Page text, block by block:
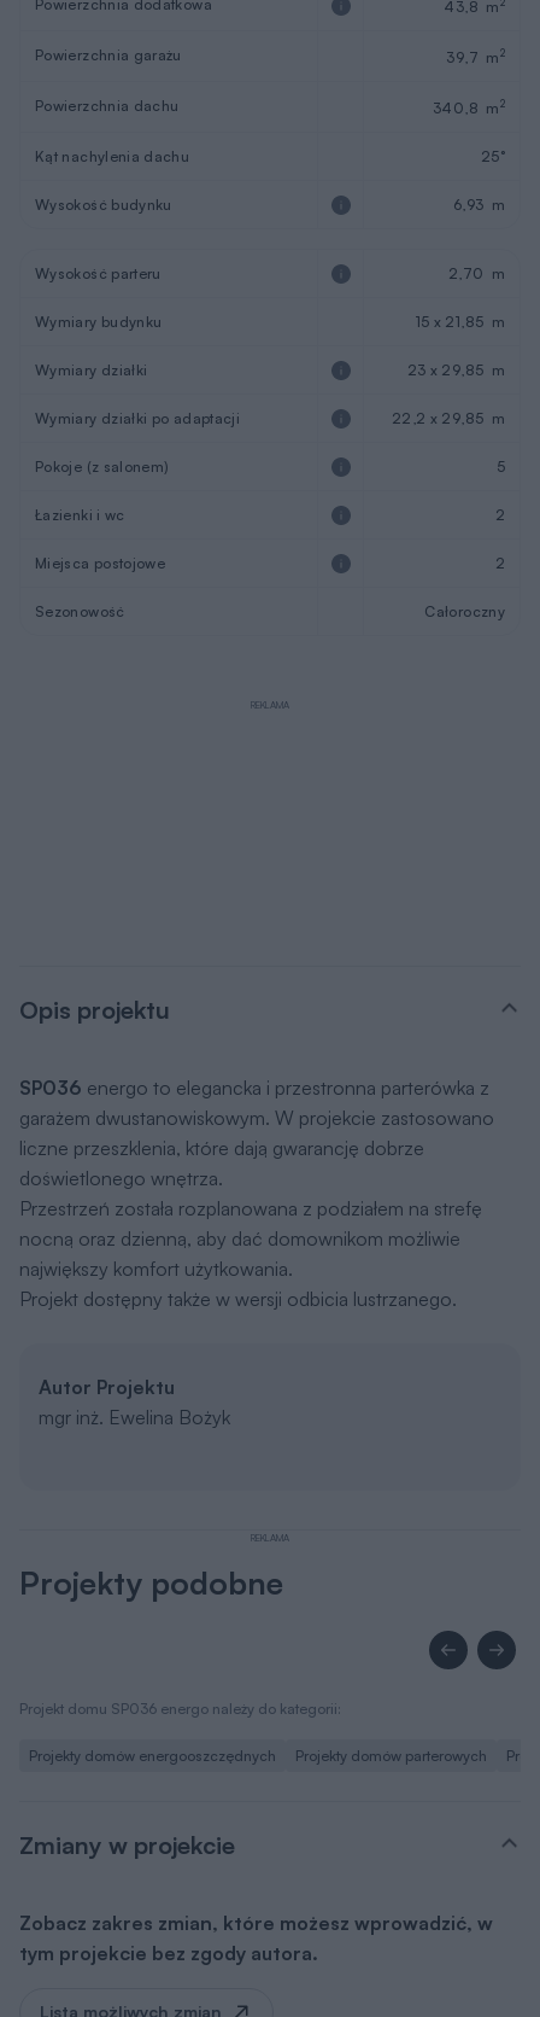
Powierzchnia dodatkowa 43,8 m
Powierzchnia garażu 39,7 m2
Powierzchnia dachu 340,8 m2
Kąt nachylenia dachu 25°
Wysokość budynku 6,93 m
Wysokość parteru 2,70 m
Wymiary budynku 15 x 21,85 m
Wymiary działki 23 x 29,85 m
Wymiary działki po adaptacji 22,2 x 29,85 m
Pokoje (z salonem) 5
Łazienki i wc 2
Miejsca postojowe 2
Sezonowość Całoroczny
REKLAMA
Opis projektu
SP036 energo to elegancka i przestronna parterówka z
garażem dwustanowiskowym. W projekcie zastosowano
liczne przeszklenia, które dają gwarancję dobrze
doświetlonego wnętrza.
Przestrzeń została rozplanowana z podziałem na strefę
nocną oraz dzienną, aby dać domownikom możliwie
największy komfort użytkowania.
Projekt dostępny także w wersji odbicia lustrzanego.
Autor Projektu
mgr inż. Ewelina Bożyk
REKLAMA
Projekty podobne
Projekt domu SP036 energo należy do kategorii:
Projekty domów energooszczędnych Projekty domów parterowych
Zmiany w projekcie
Zobacz zakres zmian, które możesz wprowadzić, w
tym projekcie bez zgody autora.
Lista możliwych zmian